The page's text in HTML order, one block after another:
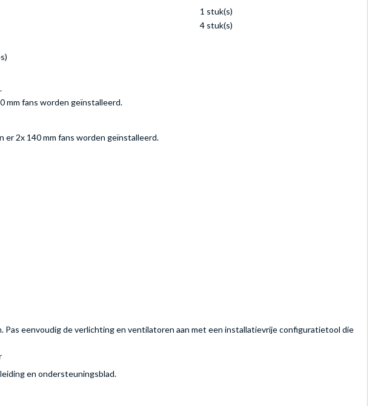
1 stuk(s)
4 stuk(s)
mm fans worden geïnstalleerd.
er 2x 140 mm fans worden geïnstalleerd.
eenvoudig de verlichting en ventilatoren aan met een installatievrije configuratietool die
en ondersteuningsblad.